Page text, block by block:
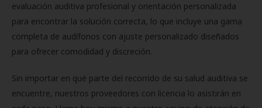
evaluación auditiva profesional y orientación personalizada
para encontrar la solución correcta, lo que incluye una gama
completa de audífonos con ajuste personalizado diseñados
para ofrecer comodidad y discreción.
Sin importar en qué parte del recorrido de su salud auditiva se
encuentre, nuestros proveedores con licencia lo asistirán en